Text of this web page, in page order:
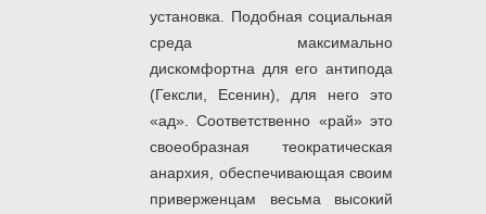
установка. Подобная социальная
среда максимально
дискомфортна для его антипода
(Гексли, Есенин), для него это
«ад». Соответственно «рай» это
своеобразная теократическая
анархия, обеспечивающая своим
приверженцам весьма высокий